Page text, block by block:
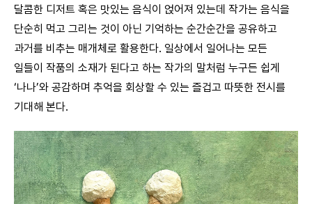
달콤한 디저트 혹은 맛있는 음식이 얹어져 있는데 작가는 음식을
단순히 먹고 그리는 것이 아닌 기억하는 순간순간을 공유하고
과거를 비추는 매개체로 활용한다. 일상에서 일어나는 모든
일들이 작품의 소재가 된다고 하는 작가의 말처럼 누구든 쉽게
‘나나’와 공감하며 추억을 회상할 수 있는 즐겁고 따뜻한 전시를
기대해 본다.